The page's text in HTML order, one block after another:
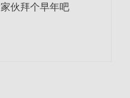
伙拜个早年吧